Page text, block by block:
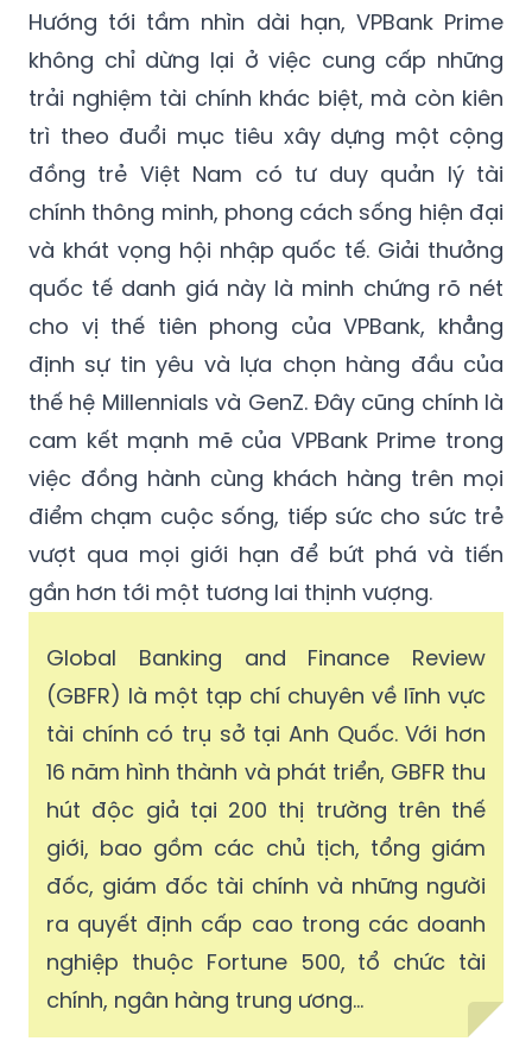
Hướng tới tầm nhìn dài hạn, VPBank Prime
không chỉ dừng lại ở việc cung cấp những
trải nghiệm tài chính khác biệt, mà còn kiên
trì theo đuổi mục tiêu xây dựng một cộng
đồng trẻ Việt Nam có tư duy quản lý tài
chính thông minh, phong cách sống hiện đại
và khát vọng hội nhập quốc tế. Giải thưởng
quốc tế danh giá này là minh chứng rõ nét
cho vị thế tiên phong của VPBank, khẳng
định sự tin yêu và lựa chọn hàng đầu của
thế hệ Millennials và GenZ. Đây cũng chính là
cam kết mạnh mẽ của VPBank Prime trong
việc đồng hành cùng khách hàng trên mọi
điểm chạm cuộc sống, tiếp sức cho sức trẻ
vượt qua mọi giới hạn để bứt phá và tiến
gần hơn tới một tương lai thịnh vượng.
Global Banking and Finance Review
(GBFR) là một tạp chí chuyên về lĩnh vực
tài chính có trụ sở tại Anh Quốc. Với hơn
16 năm hình thành và phát triển, GBFR thu
hút độc giả tại 200 thị trường trên thế
giới, bao gồm các chủ tịch, tổng giám
đốc, giám đốc tài chính và những người
ra quyết định cấp cao trong các doanh
nghiệp thuộc Fortune 500, tổ chức tài
chính, ngân hàng trung ương…